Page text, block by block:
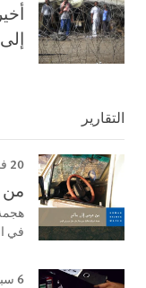
التقارير
20 فبراير/شباط 2014
من
في
6 سبتمبر/أيلول 2012